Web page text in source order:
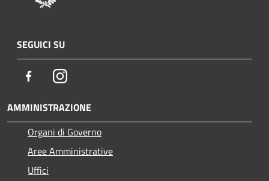
SEGUICI SU
FacebookInstagram
AMMINISTRAZIONE
Organi di Governo
Aree Amministrative
Uffici